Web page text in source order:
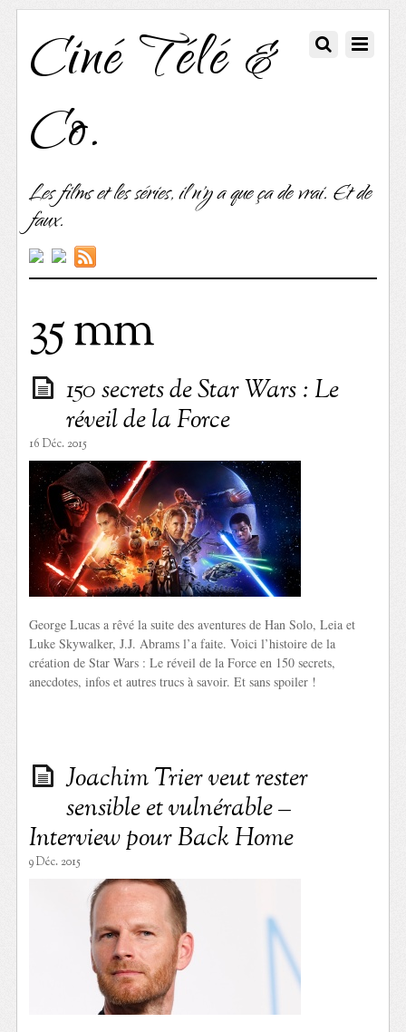
Ciné Télé &
Co.
Les films et les séries, il n'y a que ça de vrai. Et de
faux.
35 mm
150 secrets de Star Wars : Le
réveil de la Force
16 Déc. 2015
George Lucas a rêvé la suite des aventures de Han Solo, Leia et
Luke Skywalker, J.J. Abrams l’a faite. Voici l’histoire de la
création de Star Wars : Le réveil de la Force en 150 secrets,
anecdotes, infos et autres trucs à savoir. Et sans spoiler !
Joachim Trier veut rester
sensible et vulnérable –
Interview pour Back Home
9 Déc. 2015